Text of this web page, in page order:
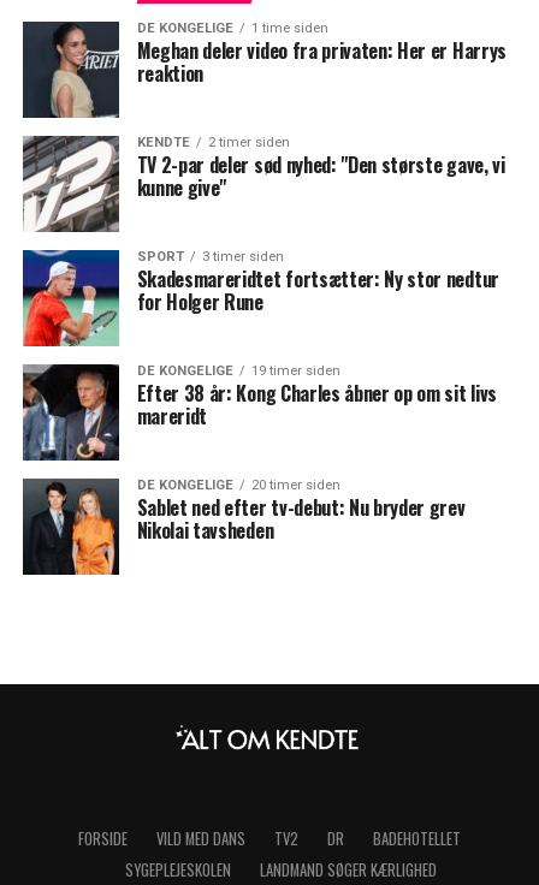
DE KONGELIGE 1 time siden
Meghan deler video fra privaten: Her er Harrys
reaktion
KENDTE 2 timer siden
TV 2-par deler sød nyhed: "Den største gave, vi
kunne give"
SPORT 3 timer siden
Skadesmareridtet fortsætter: Ny stor nedtur
for Holger Rune
DE KONGELIGE 19 timer siden
Efter 38 år: Kong Charles åbner op om sit livs
mareridt
DE KONGELIGE 20 timer siden
Sablet ned efter tv-debut: Nu bryder grev
Nikolai tavsheden
FORSIDE VILD MED DANS TV2 DR
BADEHOTELLET
SYGEPLEJESKOLEN
LANDMAND SØGER KÆRLIGHED